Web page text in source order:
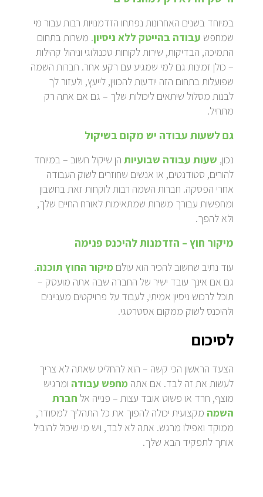
במיוחד בשנים האחרונות נפתחו הזדמנויות רבות עבור מי
שמחפש עבודה בהייטק ללא ניסיון. משרות בתחום
התמיכה, הבדיקות, שירות לקוחות טכנולוגי וניהול קהילות
– כולן זמינות גם למי שמגיע עם רקע אחר. חברות השמה
שפועלות בתחום הזה יודעות להכווין, לייעץ, ולעזור לך
לבנות מסלול שיתאים ליכולות שלך – גם אם אתה רק
מתחיל.
גם לשעות עבודה יש מקום בשיקול
נכון, שעות עבודה שבועיות הן שיקול חשוב – במיוחד
להורים, סטודנטים, או אנשים שחוזרים לשוק העבודה
אחרי הפסקה. חברות השמה רבות לוקחות זאת בחשבון
ומחפשות עבורך משרות שמתאימות לאורח החיים שלך,
ולא להפך.
מיקור חוץ – הזדמנות להיכנס פנימה
עוד נתיב שחשוב להכיר הוא עולם מיקור החוץ תוכנה.
גם אם אינך עובד ישיר של החברה שבה אתה מועסק –
תוכל לרכוש ניסיון אמיתי, לעבוד על פרויקטים מעניינים
ולהיכנס לשוק ממקום אסטרטגי.
לסיכום
הצעד הראשון הכי קשה – הוא להחליט שאתה לא צריך
לעשות את זה לבד. אם אתה מחפש עבודה ומרגיש
מוצף, חרד או פשוט אובד עצות – פנייה אל חברת
השמה מקצועית יכולה להפוך את כל התהליך למסודר,
ממוקד ואפילו מרגש. אתה לא לבד, ויש מי שיכול להוביל
אותך לתפקיד הבא שלך.